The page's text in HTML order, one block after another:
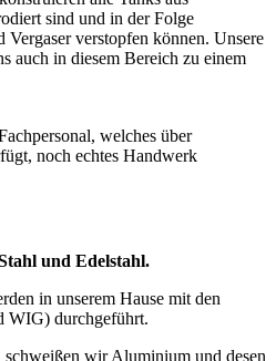
sind und in der Folge
verstopfen können. Unsere
auch in diesem Bereich zu einem
welches über
noch echtes Handwerk
und Edelstahl.
in unserem Hause mit den
WIG) durchgeführt.
schweißen wir Aluminium und desen